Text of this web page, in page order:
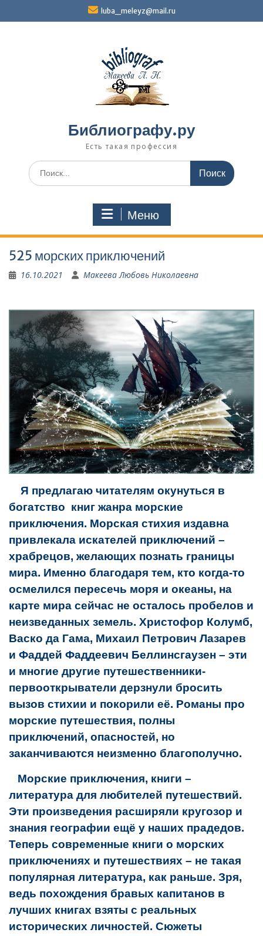
luba_meleyz@mail.ru
Библиографу.ру
Есть такая профессия
Поиск
по:
Меню
525 морских приключений
16.10.2021 Макеева Любовь Николаевна
Я предлагаю читателям окунуться в
богатство книг жанра морские
приключения. Морская стихия издавна
привлекала искателей приключений –
храбрецов, желающих познать границы
мира. Именно благодаря тем, кто когда-то
осмелился пересечь моря и океаны, на
карте мира сейчас не осталось пробелов и
неизведанных земель. Христофор Колумб,
Васко да Гама, Михаил Петрович Лазарев
и Фаддей Фаддеевич Беллинсгаузен – эти
и многие другие путешественники-
первооткрыватели дерзнули бросить
вызов стихии и покорили её. Романы про
морские путешествия, полны
приключений, опасностей, но
заканчиваются неизменно благополучно.
Морские приключения, книги –
литература для любителей путешествий.
Эти произведения расширяли кругозор и
знания географии ещё у наших прадедов.
Теперь современные книги о морских
приключениях и путешествиях – не такая
популярная литература, как раньше. Зря,
ведь похождения бравых капитанов в
лучших книгах взяты с реальных
исторических личностей. Сюжеты